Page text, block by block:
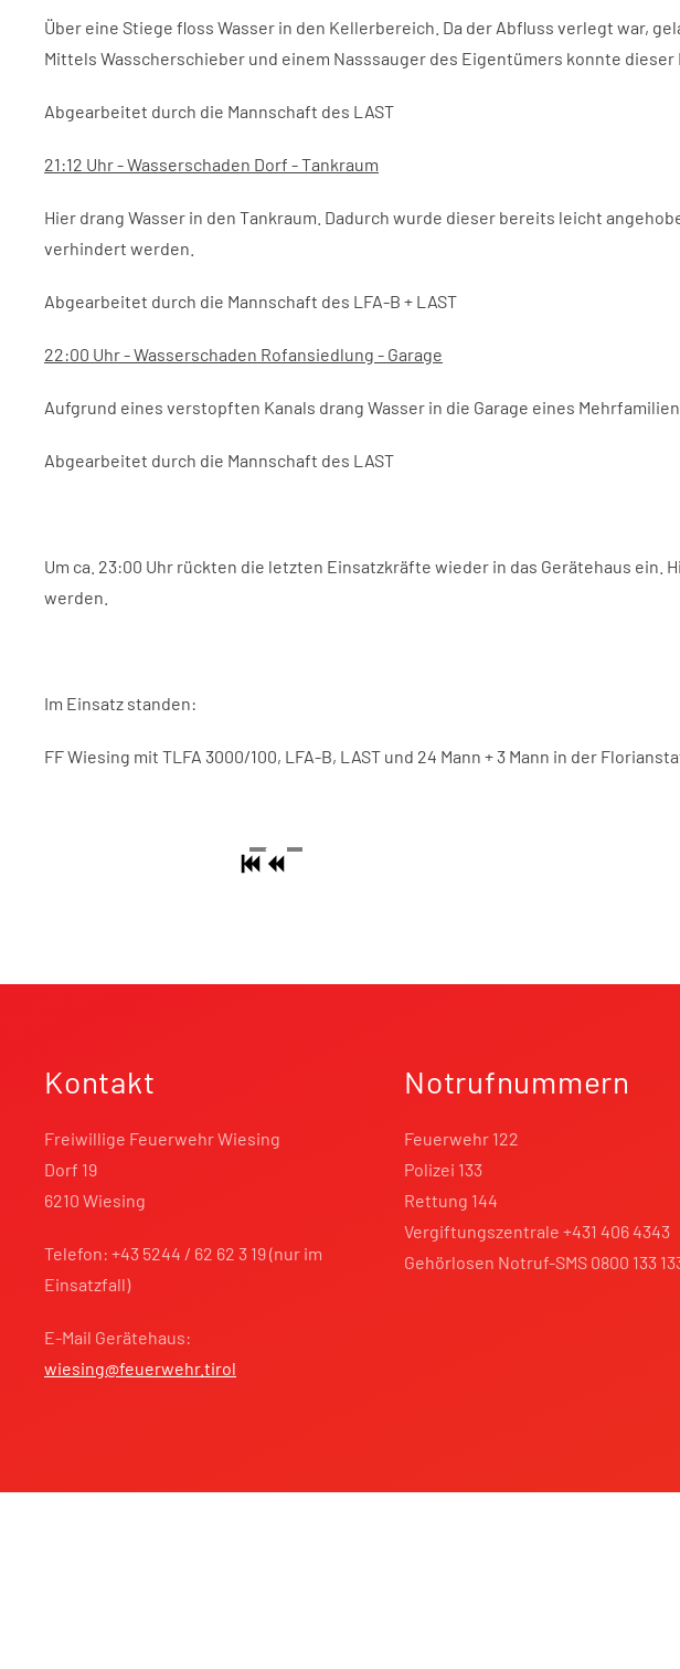
Über eine Stiege floss Wasser in den Kellerbereich. Da der Abfluss verlegt war,
Mittels Wasscherschieber und einem Nasssauger des Eigentümers konnte dieser
Abgearbeitet durch die Mannschaft des LAST
21:12 Uhr - Wasserschaden Dorf - Tankraum
Hier drang Wasser in den Tankraum. Dadurch wurde dieser bereits leicht
verhindert werden.
Abgearbeitet durch die Mannschaft des LFA-B + LAST
22:00 Uhr - Wasserschaden Rofansiedlung - Garage
Aufgrund eines verstopften Kanals drang Wasser in die Garage eines
Abgearbeitet durch die Mannschaft des LAST
Um ca. 23:00 Uhr rückten die letzten Einsatzkräfte wieder in das Gerätehaus
werden.
Im Einsatz standen:
FF Wiesing mit TLFA 3000/100, LFA-B, LAST und 24 Mann + 3 Mann in der
Kontakt
Freiwillige Feuerwehr Wiesing
Dorf 19
6210 Wiesing
Telefon: +43 5244 / 62 62 3 19 (nur im
Einsatzfall)
E-Mail Gerätehaus:
wiesing@feuerwehr.tirol
Notrufnummern
Feuerwehr 122
Polizei 133
Rettung 144
Vergiftungszentrale +431 406 4343
Gehörlosen Notruf-SMS 0800 133